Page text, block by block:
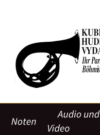
Noten
Audio und
Video